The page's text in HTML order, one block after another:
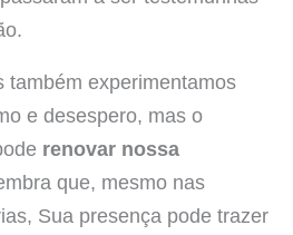
também experimentamos
e desespero, mas o
renovar nossa
que, mesmo nas
Sua presença pode trazer